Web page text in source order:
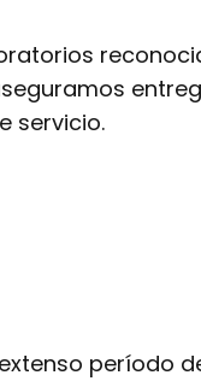
servicio.
período